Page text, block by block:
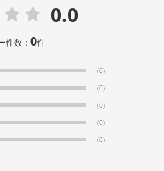
0.0
件数：0件
(0)
(0)
(0)
(0)
(0)